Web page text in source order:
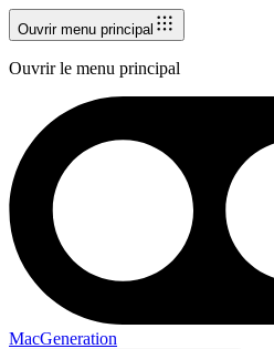
Ouvrir menu principal
Ouvrir le menu principal
MacGeneration